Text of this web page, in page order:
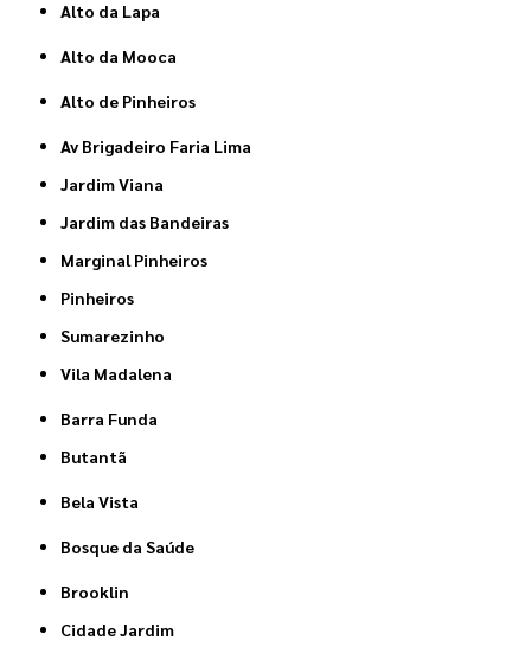
Alto da Lapa
Alto da Mooca
Alto de Pinheiros
Av Brigadeiro Faria Lima
Jardim Viana
Jardim das Bandeiras
Marginal Pinheiros
Pinheiros
Sumarezinho
Vila Madalena
Barra Funda
Butantã
Bela Vista
Bosque da Saúde
Brooklin
Cidade Jardim